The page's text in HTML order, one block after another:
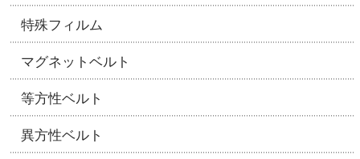
特殊フィルム
マグネットベルト
等方性ベルト
異方性ベルト